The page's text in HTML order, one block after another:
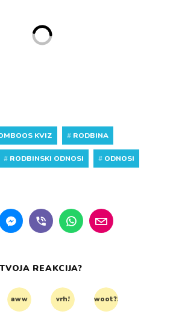
KVIZ # RODBINA
# RODBINSKI ODNOSI # ODNOSI
TVOJA REAKCIJA?
aww vrh! woot?!